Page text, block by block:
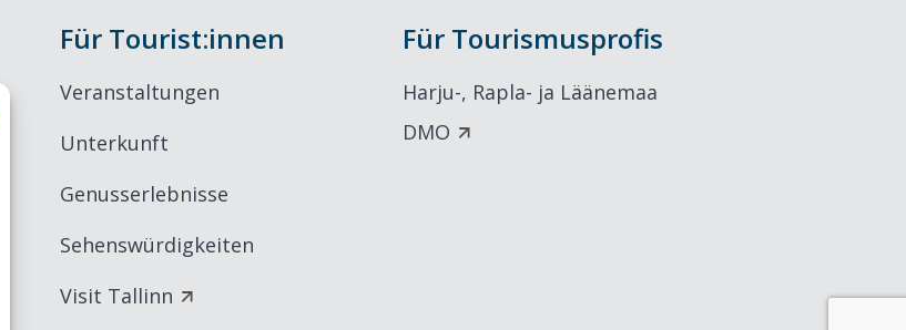
Für Tourist:innen
Veranstaltungen
Unterkunft
Genusserlebnisse
Sehenswürdigkeiten
Visit Tallinn
Für Tourismusprofis
Harju-, Rapla- ja Läänemaa
DMO